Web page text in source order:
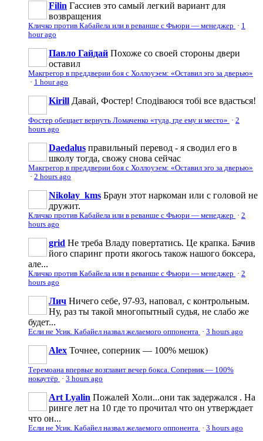
Filin Гассиев это самый легкий вариант для
возвращения
Кличко против Кабайела или в реванше с Фьюри — менеджер · 1
hour ago
Павло Гайдай Похоже со своей стороны двери
оставил
Макгрегор в преддверии боя с Холлоуэем: «Оставил эго за дверью»
· 1 hour ago
Kirill Давай, Фостер! Сподіваюся тобі все вдасться!
Фостер обещает вернуть Ломаченко «туда, где ему и место» · 2
hours ago
Daedalus правильный перевод - я сводил его в
школу тогда, свожу снова сейчас
Макгрегор в преддверии боя с Холлоуэем: «Оставил эго за дверью»
· 2 hours ago
Nikolay_kms Браун этот наркоман или с головой не
дружит.
Кличко против Кабайела или в реванше с Фьюри — менеджер · 2
hours ago
grid Не треба Владу повертатись. Це крапка. Бачив
його спаринг проти якогось також нашого боксера,
але...
Кличко против Кабайела или в реванше с Фьюри — менеджер · 2
hours ago
Лич Ничего себе, 97-93, наповал, с контрольным.
Ну, раз ты такой многопытный судья, не слабо же
будет...
Если не Усик. Кабайел назвал желаемого оппонента · 3 hours ago
Аlеx Точнее, соперник — 100% мешок)
Теремоана впервые возглавит вечер бокса. Соперник — 100%
нокаутёр · 3 hours ago
Art Lyalin Пожалей Холи...они так задержался . На
ринге лет на 10 где то прочитал что он утверждает
что он...
Если не Усик. Кабайел назвал желаемого оппонента · 3 hours ago